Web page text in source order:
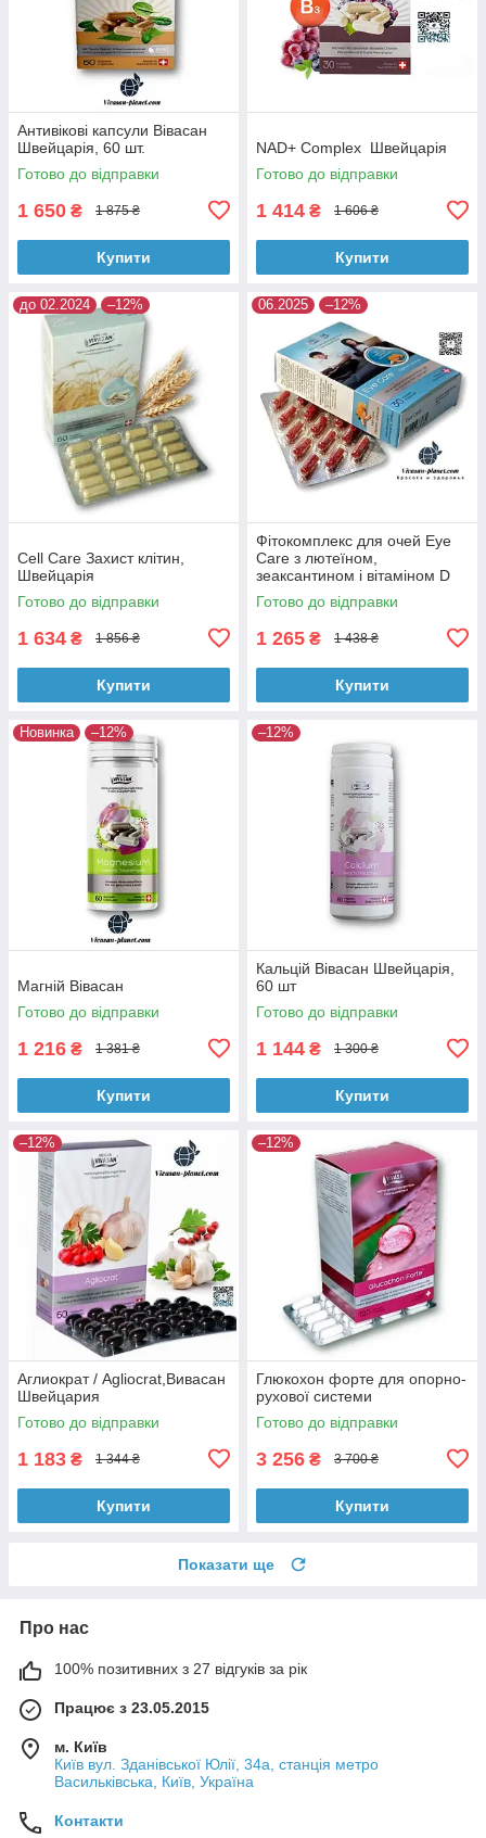
Антивікові капсули Вівасан
Швейцарія, 60 шт.
Готово до відправки
1 650 ₴ 1 875 ₴
Купити
NAD+ Complex Швейцарія
Готово до відправки
1 414 ₴ 1 606 ₴
Купити
до 02.2024 –12%
Cell Care Захист клітин,
Швейцарія
Готово до відправки
1 634 ₴ 1 856 ₴
Купити
06.2025 –12%
Фітокомплекс для очей Eye
Care з лютеїном,
зеаксантином і вітаміном D
Вівасан Швейцарія
Готово до відправки
1 265 ₴ 1 438 ₴
Купити
Новинка –12%
Магній Вівасан
Готово до відправки
1 216 ₴ 1 381 ₴
Купити
–12%
Кальцій Вівасан Швейцарія,
60 шт
Готово до відправки
1 144 ₴ 1 300 ₴
Купити
–12%
Аглиократ / Agliocrat,Вивасан
Швейцария
Готово до відправки
1 183 ₴ 1 344 ₴
Купити
–12%
Глюкохон форте для опорно-
рухової системи
Готово до відправки
3 256 ₴ 3 700 ₴
Купити
Показати ще
Про нас
100% позитивних з 27 відгуків за рік
Працює з 23.05.2015
м. Київ
Київ вул. Зданівської Юлії, 34а, станція метро
Васильківська, Київ, Україна
Контакти